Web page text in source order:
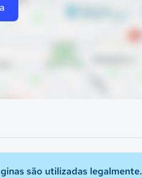
são utilizadas legalmente.